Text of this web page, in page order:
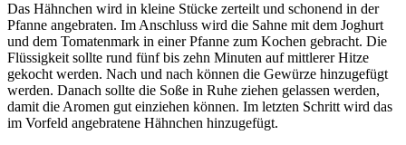
Das Hähnchen wird in kleine Stücke zerteilt und schonend in der
Pfanne angebraten. Im Anschluss wird die Sahne mit dem Joghurt
und dem Tomatenmark in einer Pfanne zum Kochen gebracht. Die
Flüssigkeit sollte rund fünf bis zehn Minuten auf mittlerer Hitze
gekocht werden. Nach und nach können die Gewürze hinzugefügt
werden. Danach sollte die Soße in Ruhe ziehen gelassen werden,
damit die Aromen gut einziehen können. Im letzten Schritt wird das
im Vorfeld angebratene Hähnchen hinzugefügt.